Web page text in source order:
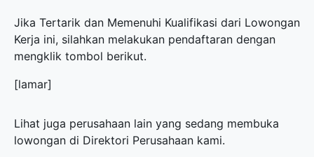
Jika Tertarik dan Memenuhi Kualifikasi dari Lowongan
Kerja ini, silahkan melakukan pendaftaran dengan
mengklik tombol berikut.
[lamar]
Lihat juga perusahaan lain yang sedang membuka
lowongan di Direktori Perusahaan kami.